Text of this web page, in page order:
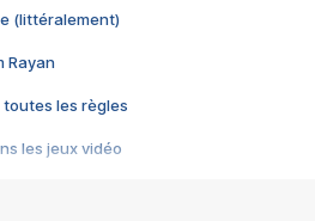
(littéralement)
Rayan
toutes les règles
les jeux vidéo